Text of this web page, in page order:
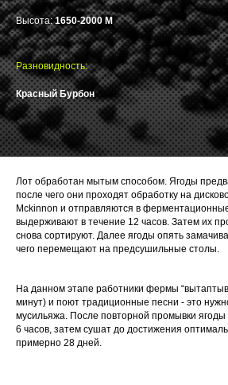
Высота:1650-2000 М
Разновидность:
Красный Бурбон
Лот обработан мытым способом. Ягоды
после чего они проходят обработку на
Mckinnon и отправляются в
выдерживают в течение 12 часов. Затем их
снова сортируют. Далее ягоды опять
чего перемещают на предсушильные столы.
На данном этапе работники фермы
минут) и поют традиционные песни - это
мусильяжа. После повторной промывки
6 часов, затем сушат до достижения
примерно 28 дней.